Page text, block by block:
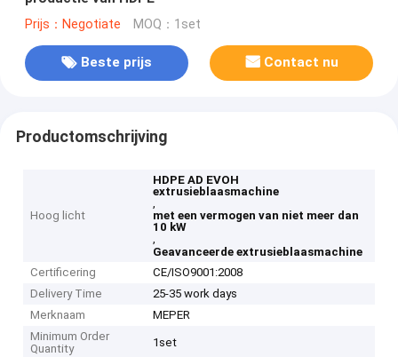
Prijs：Negotiate MOQ：1set
Beste prijs Contact nu
Productomschrijving
Hoog licht
HDPE AD EVOH
extrusieblaasmachine
,
met een vermogen van niet meer dan
10 kW
,
Geavanceerde extrusieblaasmachine
Certificering
CE/ISO9001:2008
Delivery Time
25-35 work days
Merknaam
MEPER
Minimum Order
Quantity
1set